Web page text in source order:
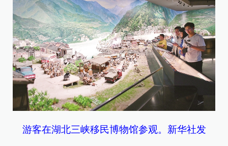
游客在湖北三峡移民博物馆参观。新华社发